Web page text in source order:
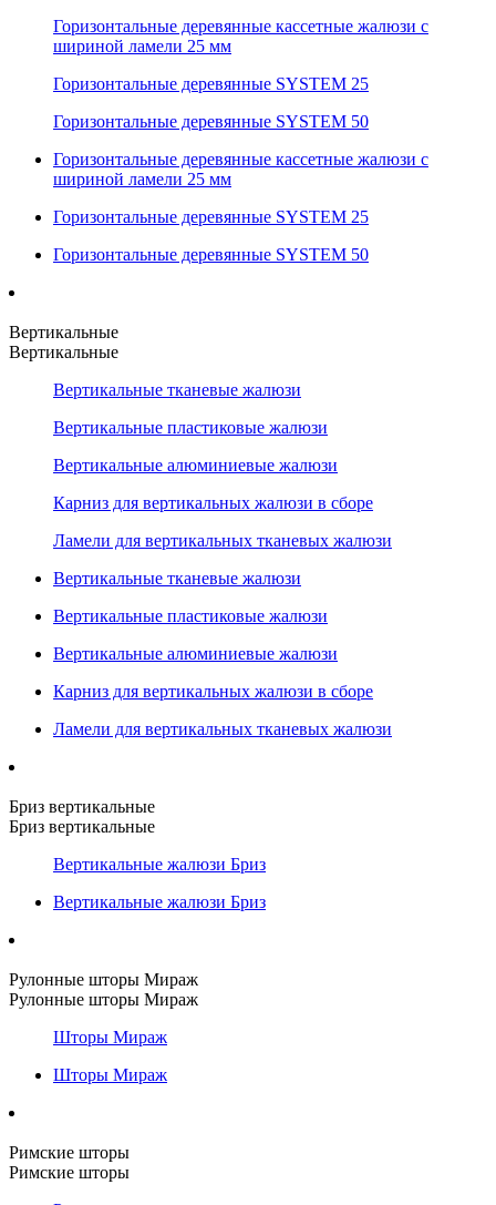
Горизонтальные деревянные кассетные жалюзи с
шириной ламели 25 мм
Горизонтальные деревянные SYSTEM 25
Горизонтальные деревянные SYSTEM 50
Горизонтальные деревянные кассетные жалюзи с
шириной ламели 25 мм
Горизонтальные деревянные SYSTEM 25
Горизонтальные деревянные SYSTEM 50
Вертикальные
Вертикальные
Вертикальные тканевые жалюзи
Вертикальные пластиковые жалюзи
Вертикальные алюминиевые жалюзи
Карниз для вертикальных жалюзи в сборе
Ламели для вертикальных тканевых жалюзи
Вертикальные тканевые жалюзи
Вертикальные пластиковые жалюзи
Вертикальные алюминиевые жалюзи
Карниз для вертикальных жалюзи в сборе
Ламели для вертикальных тканевых жалюзи
Бриз вертикальные
Бриз вертикальные
Вертикальные жалюзи Бриз
Вертикальные жалюзи Бриз
Рулонные шторы Мираж
Рулонные шторы Мираж
Шторы Мираж
Шторы Мираж
Римские шторы
Римские шторы